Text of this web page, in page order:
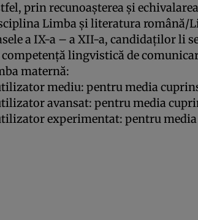
prin recunoașterea și
Limba și literatura română/
a IX-a – a XII-a, candidaților li
competență lingvistică de
maternă:
mediu: pentru media
avansat: pentru media
experimentat: pentru